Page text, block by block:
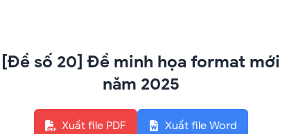
[Đề số 20] Đề minh họa format mới
năm 2025
Xuất file PDF Xuất file Word